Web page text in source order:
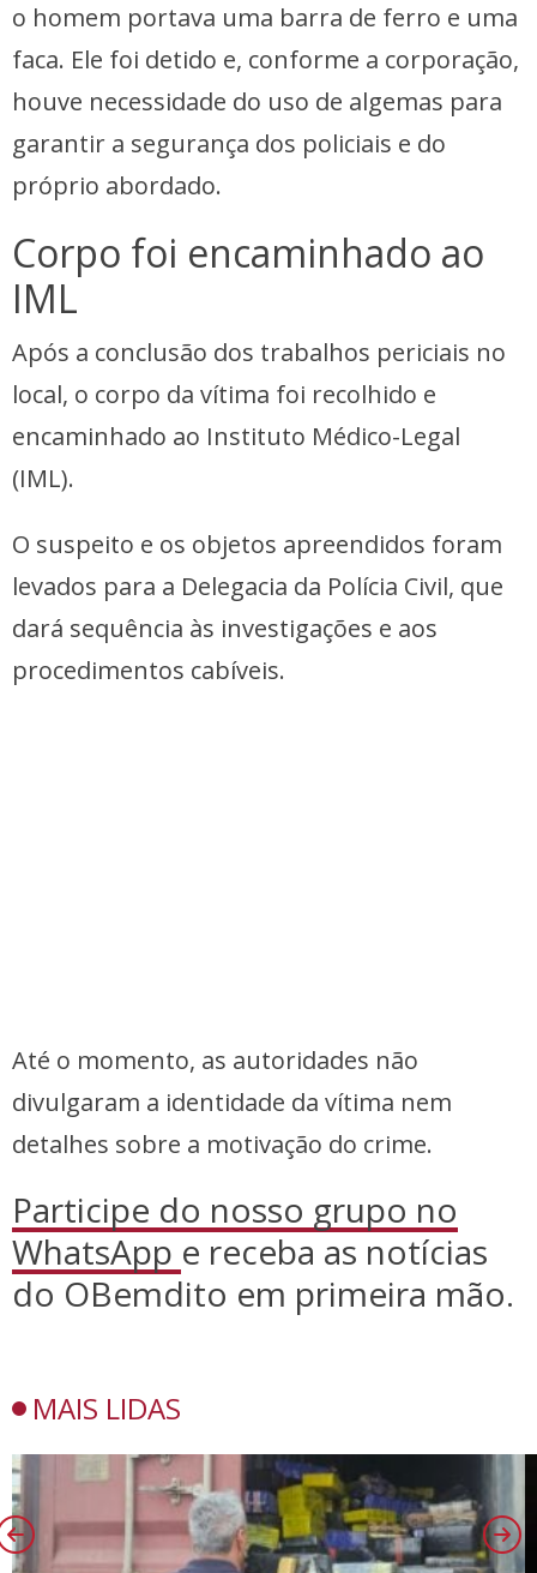
o homem portava uma barra de ferro e uma
faca. Ele foi detido e, conforme a corporação,
houve necessidade do uso de algemas para
garantir a segurança dos policiais e do
próprio abordado.
Corpo foi encaminhado ao
IML
Após a conclusão dos trabalhos periciais no
local, o corpo da vítima foi recolhido e
encaminhado ao Instituto Médico-Legal
(IML).
O suspeito e os objetos apreendidos foram
levados para a Delegacia da Polícia Civil, que
dará sequência às investigações e aos
procedimentos cabíveis.
Até o momento, as autoridades não
divulgaram a identidade da vítima nem
detalhes sobre a motivação do crime.
Participe do nosso grupo no
WhatsApp e receba as notícias
do OBemdito em primeira mão.
MAIS LIDAS